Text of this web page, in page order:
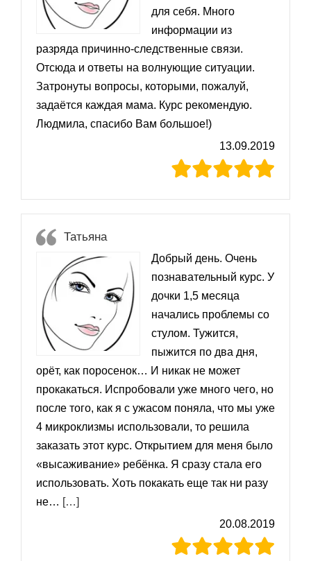
для себя. Много
информации из
разряда причинно-следственные связи.
Отсюда и ответы на волнующие ситуации.
Затронуты вопросы, которыми, пожалуй,
задаётся каждая мама. Курс рекомендую.
Людмила, спасибо Вам большое!)
13.09.2019
Татьяна
Добрый день. Очень
познавательный курс. У
дочки 1,5 месяца
начались проблемы со
стулом. Тужится,
пыжится по два дня,
орёт, как поросенок… И никак не может
прокакаться. Испробовали уже много чего, но
после того, как я с ужасом поняла, что мы уже
4 микроклизмы использовали, то решила
заказать этот курс. Открытием для меня было
«высаживание» ребёнка. Я сразу стала его
использовать. Хоть покакать еще так ни разу
не… […]«Татьяна»
20.08.2019